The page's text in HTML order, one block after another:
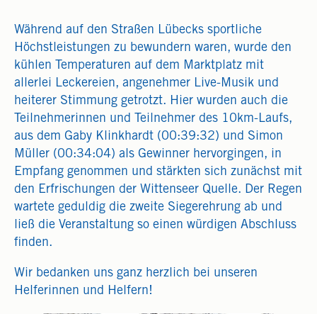
Während auf den Straßen Lübecks sportliche
Höchstleistungen zu bewundern waren, wurde den
kühlen Temperaturen auf dem Marktplatz mit
allerlei Leckereien, angenehmer Live-Musik und
heiterer Stimmung getrotzt. Hier wurden auch die
Teilnehmerinnen und Teilnehmer des 10km-Laufs,
aus dem Gaby Klinkhardt (00:39:32) und Simon
Müller (00:34:04) als Gewinner hervorgingen, in
Empfang genommen und stärkten sich zunächst mit
den Erfrischungen der Wittenseer Quelle. Der Regen
wartete geduldig die zweite Siegerehrung ab und
ließ die Veranstaltung so einen würdigen Abschluss
finden.
Wir bedanken uns ganz herzlich bei unseren
Helferinnen und Helfern!